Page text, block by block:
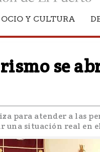
OCIO Y CULTURA
se
para atender a las
una situación real en